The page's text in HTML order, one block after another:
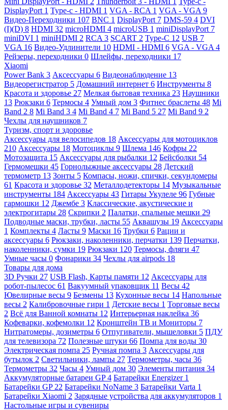
DisplayPort 1 Type-c - HDMI 1 VGA - RCA 1 VGA - VGA 9
Видео-Переходники 107 BNC 1 DisplayPort 7 DMS-59 4 DVI
(I)(D) 8 HDMI 32 microHDMI 4 microUSB 1 miniDisplayPort 7
miniDVI 1 miniHDMI 2 RCA 3 SCART 2 Type-C 12 USB 7
VGA 16 Видео-Удлинители 10 HDMI - HDMI 6 VGA - VGA 4
Рейзеры, переходники 0 Шлейфы, переходники 17
Xiaomi
Power Bank 3 Аксессуары 6 Видеонаблюдение 13
Видеорегистратор 5 Домашний интернет 6 Инструменты 8
Красота и здоровье 27 Мелкая бытовая техника 23 Наушники
13 Рюкзаки 6 Термосы 4 Умный дом 3 Фитнес браслеты 48 Mi
Band 2 8 Mi Band 3 4 Mi Band 4 7 Mi Band 5 27 Mi Band 9 2
Чехлы для наушников 7
Туризм, спорт и здоровье
Аксессуары для велосипедов 18 Аксессуары для мотоциклов
210 Аксессуары 18 Мотоциклы 9 Шлема 146 Кофры 22
Мотозащита 15 Аксессуары для рыбалки 12 Бейсболки 54
Гермомешки 45 Горнолыжные аксессуары 28 Детский
термометр 13 Зонты 5 Компасы, ножи, спички, секундомеры
61 Красота и здоровье 32 Металлодетекторы 14 Музыкальные
инструменты 184 Аксессуары 43 Гитары Укулеле 96 Губные
гармошки 12 Джембе 3 Классические, акустические и
электрогитары 28 Скрипки 2 Палатки, спальные мешки 29
Подводные маски, трубки, ласты 55 Аквашузы 19 Аксессуары
1 Комплекты 4 Ласты 9 Маски 16 Трубки 6 Рации и
аксессуары 6 Рюкзаки, наколенники, перчатки 139 Перчатки,
наколенники, сумки 19 Рюкзаки 120 Термосы, фляги 47
Умные часы 0 Фонарики 34 Чехлы для airpods 18
Товары для дома
3D Ручки 27 USB Flash, Карты памяти 12 Аксессуары для
робот-пылесос 61 Вакуумный упаковщик 11 Весы 42
Ювелирные весы 9 Безмены 13 Кухонные весы 14 Напольные
весы 2 Калибровочные гири 1 Детские весы 1 Торговые весы
2 Всё для Ванной комнаты 12 Интерьерная наклейка 36
Кофеварки, кофемолки 12 Кронштейн ТВ и Мониторы 7
Нитратомеры, дозиметры 6 Отпугиватели, мышеловки 5 ПДУ
для телевизора 72 Полезные штуки 66 Помпа для воды 30
Электрическая помпа 25 Ручная помпа 3 Аксессуары для
бутылок 2 Светильники, лампы 27 Термометры, часы 36
Термометры 32 Часы 4 Умный дом 30 Элементы питания 34
Аккумуляторные батареи GP4 Батарейки Energizer 1
Батарейки GP 22 Батарейки NoName 3 Батарейки Varta 1
Батарейки Xiaomi 2 Зарядные устройства для аккумуляторов 1
Настольные игры и сувениры